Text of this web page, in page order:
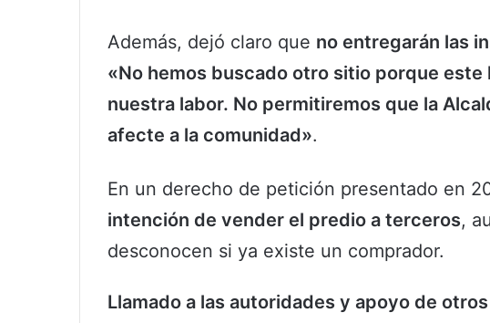
Además, dejó claro que no entregarán las
«No hemos buscado otro sitio porque
nuestra labor. No permitiremos que la
afecte a la comunidad».
En un derecho de petición presentado en
intención de vender el predio a terceros,
desconocen si ya existe un comprador.
Llamado a las autoridades y apoyo de